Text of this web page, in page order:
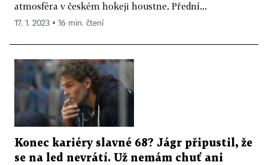
atmosféra v českém hokeji houstne. Přední...
17. 1. 2023 ▪ 16 min. čtení
Konec kariéry slavné 68? Jágr připustil, že
se na led nevrátí. Už nemám chuť ani